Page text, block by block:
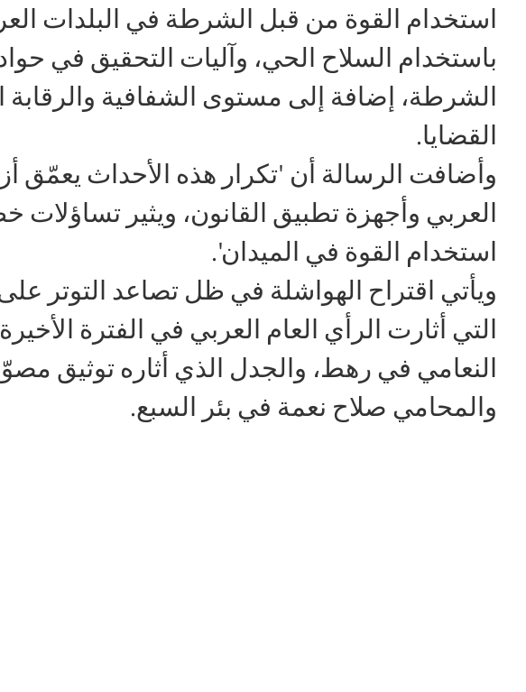
استخدام القوة من قبل الشرطة في البلدات
باستخدام السلاح الحي، وآليات التحقيق في
الشرطة، إضافة إلى مستوى الشفافية والرقابة
القضايا.
وأضافت الرسالة أن 'تكرار هذه الأحداث يعمّق
العربي وأجهزة تطبيق القانون، ويثير
استخدام القوة في الميدان'.
ويأتي اقتراح الهواشلة في ظل تصاعد التوتر
التي أثارت الرأي العام العربي في الفترة
النعامي في رهط، والجدل الذي أثاره توثيق
والمحامي صلاح نعمة في بئر السبع.